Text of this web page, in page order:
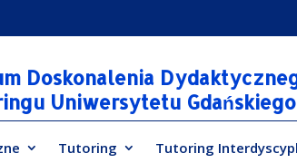
Doskonalenia
Uniwersytetu Gdańskiego
Tutoring Tutoring